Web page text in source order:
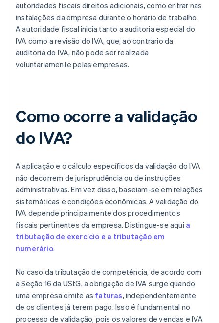
autoridades fiscais direitos adicionais, como entrar nas
instalações da empresa durante o horário de trabalho.
A autoridade fiscal inicia tanto a auditoria especial do
IVA como a revisão do IVA, que, ao contrário da
auditoria do IVA, não pode ser realizada
voluntariamente pelas empresas.
Como ocorre a validação
do IVA?
A aplicação e o cálculo específicos da validação do IVA
não decorrem de jurisprudência ou de instruções
administrativas. Em vez disso, baseiam-se em relações
sistemáticas e condições econômicas. A validação do
IVA depende principalmente dos procedimentos
fiscais pertinentes da empresa. Distingue-se aqui a
tributação de exercício e a tributação em
numerário.
No caso da tributação de competência, de acordo com
a Seção 16 da UStG, a obrigação de IVA surge quando
uma empresa emite as faturas, independentemente
de os clientes já terem pago. Isso é fundamental no
processo de validação, pois os valores de vendas e IVA